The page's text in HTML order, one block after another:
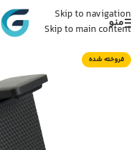
Skip to navigation
Skip to main content
منو
فروخته شده